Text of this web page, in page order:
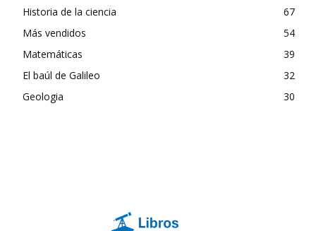
Historia de la ciencia
67
Más vendidos
54
Matemáticas
39
El baúl de Galileo
32
Geologia
30